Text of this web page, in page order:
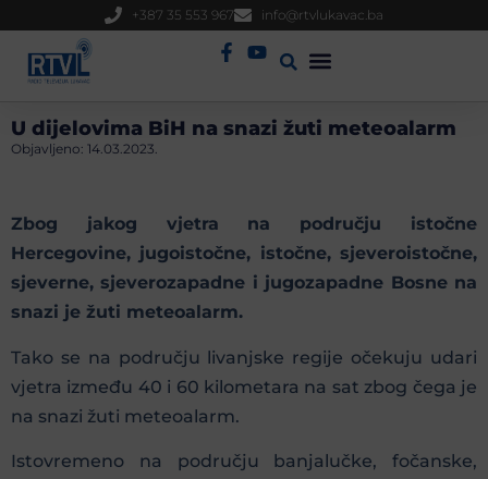
+387 35 553 967 info@rtvlukavac.ba
U dijelovima BiH na snazi žuti meteoalarm
Objavljeno: 14.03.2023.
Zbog jakog vjetra na području istočne
Hercegovine, jugoistočne, istočne, sjeveroistočne,
sjeverne, sjeverozapadne i jugozapadne Bosne na
snazi je žuti meteoalarm.
Tako se na području livanjske regije očekuju udari
vjetra između 40 i 60 kilometara na sat zbog čega je
na snazi žuti meteoalarm.
Istovremeno na području banjalučke, fočanske,